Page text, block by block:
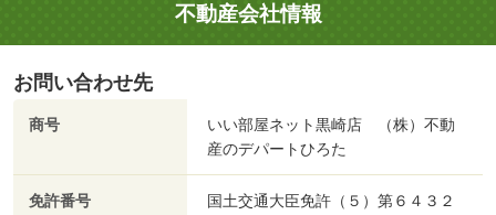
不動産会社情報
お問い合わせ先
商号
いい部屋ネット黒崎店 （株）不動
産のデパートひろた
免許番号
国土交通大臣免許（５）第６４３２